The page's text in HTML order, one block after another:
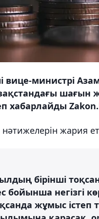
вице-министрі
шағын
хабарлайды
жария
бірінші
негізгі
жұмыс істеп